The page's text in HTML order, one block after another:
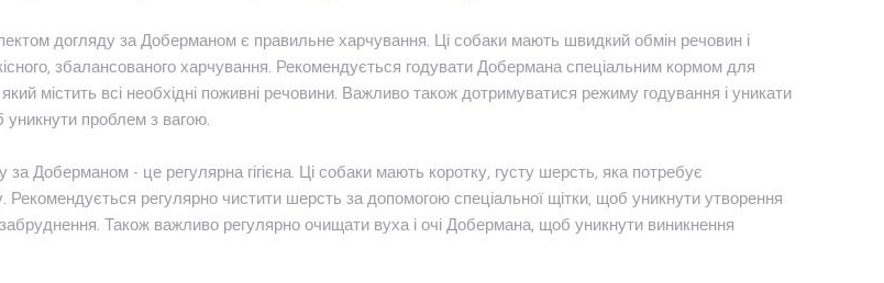
догляду за Доберманом є правильне харчування. Ці собаки мають швидкий обмін речовин і
збалансованого харчування. Рекомендується годувати Добермана спеціальним кормом для
містить всі необхідні поживні речовини. Важливо також дотримуватися режиму годування і уникати
проблем з вагою.
за Доберманом - це регулярна гігієна. Ці собаки мають коротку, густу шерсть, яка потребує
Рекомендується регулярно чистити шерсть за допомогою спеціальної щітки, щоб уникнути утворення
забруднення. Також важливо регулярно очищати вуха і очі Добермана, щоб уникнути виникнення